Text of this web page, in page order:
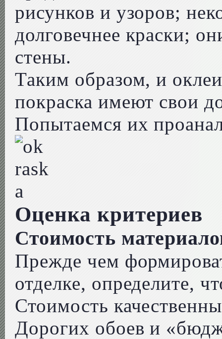
рисунков и узоров;
долговечнее краски;
стены.
Таким образом, и
покраска имеют свои
Попытаемся их
Оценка критериев
Стоимость
Прежде чем
отделке, определите,
Стоимость
Дорогих обоев и